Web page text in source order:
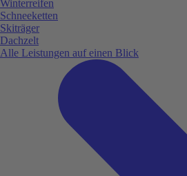
Winterreifen
Schneeketten
Skiträger
Dachzelt
Alle Leistungen auf einen Blick